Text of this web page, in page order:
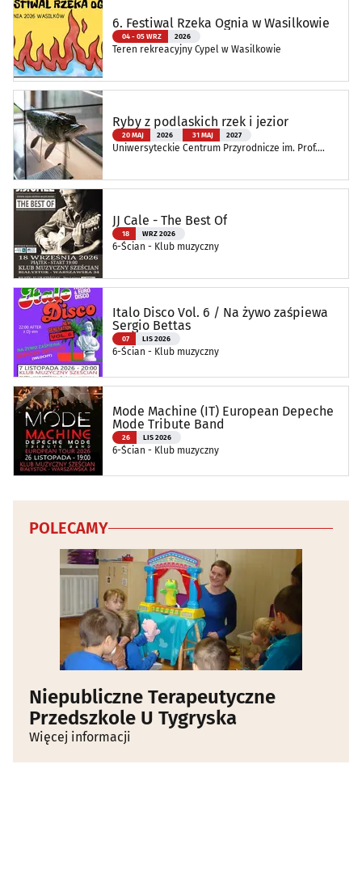
6. Festiwal Rzeka Ognia w Wasilkowie
04 - 05 WRZ 2026
Teren rekreacyjny Cypel w Wasilkowie
Ryby z podlaskich rzek i jezior
20 MAJ 2026 31 MAJ 2027
Uniwersyteckie Centrum Przyrodnicze im. Prof.
JJ Cale - The Best Of
18 WRZ 2026
6-Ścian - Klub muzyczny
Italo Disco Vol. 6 / Na żywo zaśpiewa
Sergio Bettas
07 LIS 2026
6-Ścian - Klub muzyczny
Mode Machine (IT) European Depeche
Mode Tribute Band
26 LIS 2026
6-Ścian - Klub muzyczny
POLECAMY
Niepubliczne Terapeutyczne
Przedszkole U Tygryska
Więcej informacji